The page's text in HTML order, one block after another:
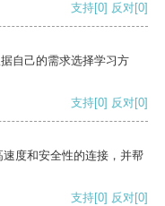
支持[0] 反对[0]
自己的需求选择学习方
支持[0] 反对[0]
度和安全性的连接，并帮
支持[0] 反对[0]